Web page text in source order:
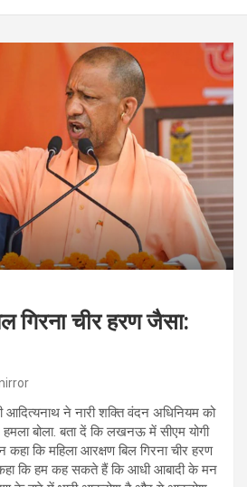
गिरना चीर हरण जैसा:
आदित्यनाथ ने नारी शक्ति वंदन अधिनियम को
बोला. बता दें कि लखनऊ में सीएम योगी
कहा कि महिला आरक्षण बिल गिरना चीर हरण
कि हम कह सकते हैं कि आधी आबादी के मन